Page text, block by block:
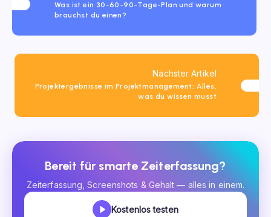
Was ist ein 30-60-90-Tage-Plan und warum
brauchst du einen?
Nächster Artikel
Projektergebnisse im Projektmanagement: Alles,
was du wissen musst
Bereit für smarte Zeiterfassung?
Zeiterfassung, Screenshots & Gehalt — alles in einem.
Kostenlos testen